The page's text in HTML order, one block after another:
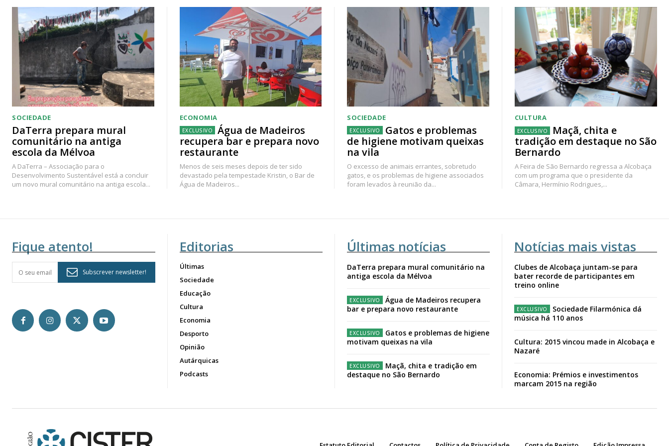
SOCIEDADE
DaTerra prepara mural
comunitário na antiga
escola da Mélvoa
A DaTerra – Associação para o
Desenvolvimento Sustentável está a concluir
um novo mural comunitário na antiga escola...
ECONOMIA
Água de Madeiros
recupera bar e prepara novo
restaurante
Menos de seis meses depois de ter sido
devastado pela tempestade Kristin, o Bar de
Água de Madeiros...
SOCIEDADE
Gatos e problemas
de higiene motivam queixas
na vila
O excesso de animais errantes, sobretudo
gatos, e os problemas de higiene associados
foram levados à reunião da...
CULTURA
Maçã, chita e
tradição em destaque no São
Bernardo
A Feira de São Bernardo regressa a Alcobaça
com um programa que o presidente da
Câmara, Hermínio Rodrigues,...
Fique atento!
Subscrever newsletter!
Editorias
Últimas
Sociedade
Educação
Cultura
Economia
Desporto
Opinião
Autárquicas
Podcasts
Últimas notícias
DaTerra prepara mural comunitário na
antiga escola da Mélvoa
Água de Madeiros recupera
bar e prepara novo restaurante
Gatos e problemas de higiene
motivam queixas na vila
Maçã, chita e tradição em
destaque no São Bernardo
Notícias mais vistas
Clubes de Alcobaça juntam-se para
bater recorde de participantes em
treino online
Sociedade Filarmónica dá
música há 110 anos
Cultura: 2015 vincou made in Alcobaça e
Nazaré
Economia: Prémios e investimentos
marcam 2015 na região